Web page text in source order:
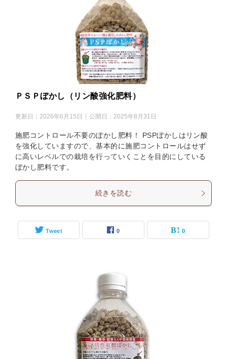
ＰＳＰぼかし（リン酸強化肥料）
更新日： 2026年6月15日 公開日： 2025年8月31日
施肥コントロール不要のぼかし肥料！ PSPぼかしはリン酸
を強化していますので、基本的に施肥コントロールはせず
に高いレベルでの栽培を行っていくことを目的にしている
ぼかし肥料です。
続きを読む
Tweet 0 0